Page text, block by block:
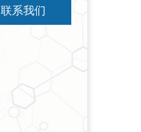
联系我们